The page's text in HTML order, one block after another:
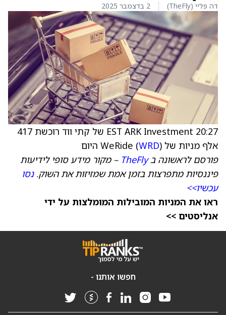
דה פליי (TheFly) 2 בדצמבר 2025
20:27 EST ARK Investment של קתי ווד רוכשת 417
אלף מניות של WeRide ( WRD) היום
פורסם לראשונה בTheFly – מקור מידע סופי לידיעות
פיננסיות מתפרצות בזמן אמת שמזיזות את השוק.נסו
עכשיו>>
ראו את המניות המובילות המומלצות על ידי
אנליסטים >>
חפשו אותנו -